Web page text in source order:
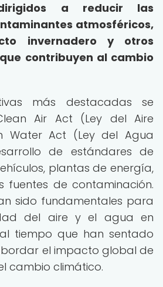
a reducir las
atmosféricos,
invernadero y otros
contribuyen al cambio
más destacadas se
Air Act (Ley del Aire
Water Act (Ley del Agua
de estándares de
plantas de energía,
fuentes de contaminación.
sido fundamentales para
del aire y el agua en
al tiempo que han sentado
el impacto global de
cambio climático.